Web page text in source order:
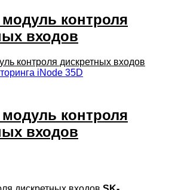
модуль контроля
входов
iNode 35D
модуль контроля
входов